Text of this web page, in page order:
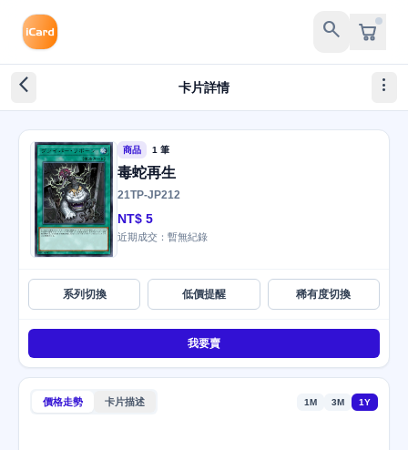
search
arrow_back_ios_new 卡片詳情 more_vert
商品 1 筆
毒蛇再生
21TP-JP212
NT$ 5
近期成交：暫無紀錄
系列切換 低價提醒 稀有度切換
我要賣
價格走勢 卡片描述 1M 3M 1Y